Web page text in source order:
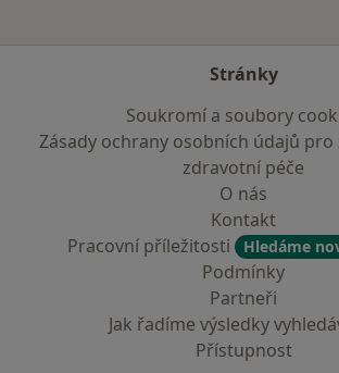
Stránky
Soukromí a soubory
Zásady ochrany osobních údajů pro
zdravotní péče
O nás
Kontakt
Pracovní příležitosti
Hledáme
Podmínky
Partneři
Jak řadíme výsledky
Přístupnost